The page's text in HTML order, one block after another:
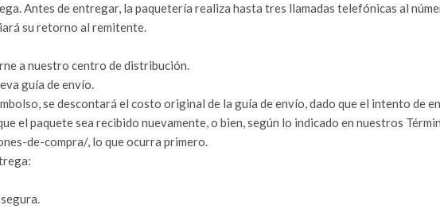
Antes de entregar, la paquetería realiza hasta tres llamadas telefónicas al
su retorno al remitente.
a nuestro centro de distribución.
guía de envío.
se descontará el costo original de la guía de envío, dado que el intento de
el paquete sea recibido nuevamente, o bien, según lo indicado en nuestros
de-compra/, lo que ocurra primero.